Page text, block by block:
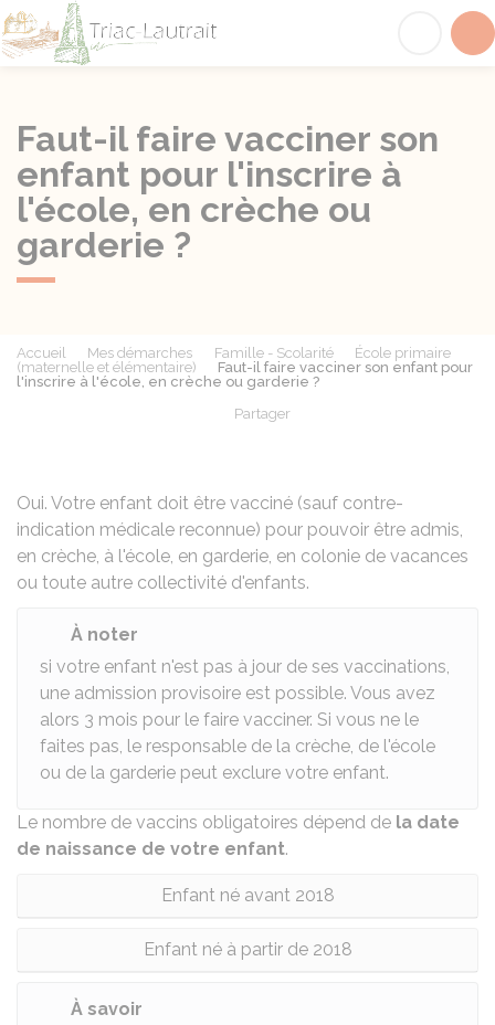
Faut-il faire vacciner son
enfant pour l'inscrire à
l'école, en crèche ou
garderie ?
Accueil Mes démarches Famille - Scolarité
École primaire
(maternelle et élémentaire)
Faut-il faire vacciner son enfant pour
l'inscrire à l'école, en crèche ou garderie ?
Partager
Oui. Votre enfant doit être vacciné (sauf contre-
indication médicale reconnue) pour pouvoir être admis,
en crèche, à l'école, en garderie, en colonie de vacances
ou toute autre collectivité d'enfants.
À noter
si votre enfant n'est pas à jour de ses vaccinations,
une admission provisoire est possible. Vous avez
alors 3 mois pour le faire vacciner. Si vous ne le
faites pas, le responsable de la crèche, de l'école
ou de la garderie peut exclure votre enfant.
Le nombre de vaccins obligatoires dépend de la date
de naissance de votre enfant.
Enfant né avant 2018
Enfant né à partir de 2018
À savoir